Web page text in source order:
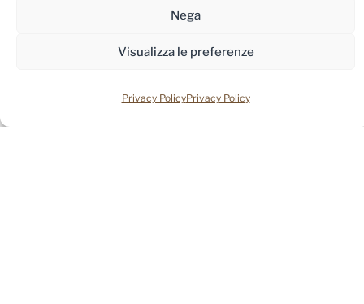
Nega
Visualizza le preferenze
Privacy PolicyPrivacy Policy